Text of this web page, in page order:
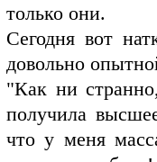
только они.
Сегодня вот
довольно
"Как ни
получила
что у меня